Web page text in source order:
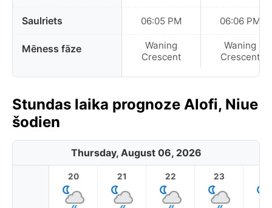
Saulriets
Mēness fāze
06:05 PM
Waning
Crescent
06:06 PM
Waning
Crescent
Stundas laika prognoze Alofi, Niue
šodien
Thursday, August 06, 2026
20 21 22 23